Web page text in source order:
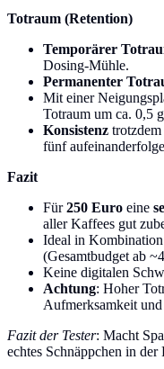
Totraum (Retention)
Temporärer
Dosing-Mühle.
Permanenter
Mit einer
Totraum um ca. 0,5
Konsistenz
fünf
Fazit
Für250 Euro eine
aller Kaffees gut
Ideal in
(Gesamtbudget ab
Keine digitalen
Achtung: Hoher
Aufmerksamkeit
Fazit der Tester: Macht
echtes Schnäppchen in der